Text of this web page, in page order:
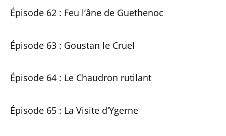
Épisode 62 : Feu l’âne de Guethenoc
Épisode 63 : Goustan le Cruel
Épisode 64 : Le Chaudron rutilant
Épisode 65 : La Visite d’Ygerne